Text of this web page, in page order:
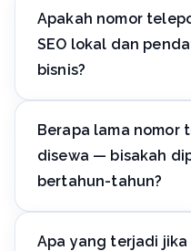
perusahaan
setiap wilayah
Apakah nomor
SEO lokal dan
bisnis?
persyaratan standar
untuk mengonfirmasi
Berapa lama nomor
disewa — bisakah
bertahun-tahun?
menjadi milik Anda
Apa yang terjadi